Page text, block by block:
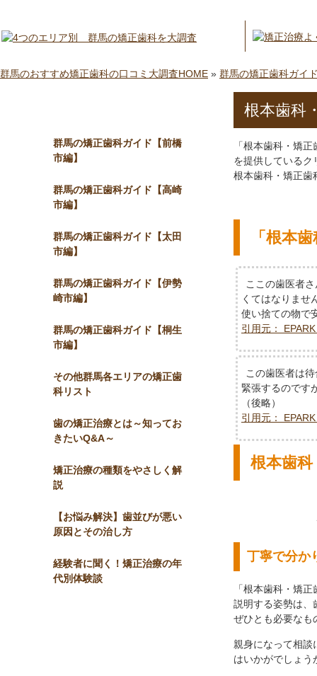
群馬のおすすめ矯正歯科の口コミ大調査HOME » 群馬の矯正歯科ガイ
根本歯科
「根本歯科・矯
を提供しているク
根本歯科・矯正歯
「根本
ここの歯医者
くてはなりませ
使い捨ての物で
引用元：
この歯医者は
緊張するのです
（後略）
引用元：
根本歯
丁寧で分か
「根本歯科・矯
説明する姿勢は、
ぜひとも必要なも
親身になって相談
はいかがでしょう
群馬の矯正歯科ガイド【前橋
市編】
群馬の矯正歯科ガイド【高崎
市編】
群馬の矯正歯科ガイド【太田
市編】
群馬の矯正歯科ガイド【伊勢
崎市編】
群馬の矯正歯科ガイド【桐生
市編】
その他群馬各エリアの矯正歯
科リスト
歯の矯正治療とは～知ってお
きたいQ&A～
矯正治療の種類をやさしく解
説
【お悩み解決】歯並びが悪い
原因とその治し方
経験者に聞く！矯正治療の年
代別体験談